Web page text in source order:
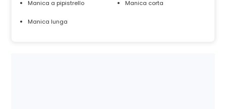
Manica a pipistrello
Manica corta
Manica lunga